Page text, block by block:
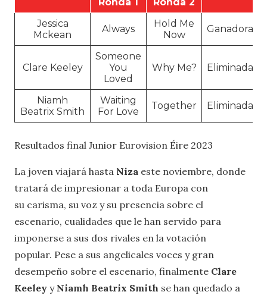
Jessica
Mckean
Always
Hold Me
Now
Ganadora
Clare Keeley
Someone
You
Loved
Why Me? Eliminada
Niamh
Beatrix Smith
Waiting
For Love
Together Eliminada
Resultados final Junior Eurovision Éire 2023
La joven viajará hasta Niza este noviembre, donde
tratará de impresionar a toda Europa con
su carisma, su voz y su presencia sobre el
escenario, cualidades que le han servido para
imponerse a sus dos rivales en la votación
popular. Pese a sus angelicales voces y gran
desempeño sobre el escenario, finalmente Clare
Keeley y Niamh Beatrix Smith se han quedado a